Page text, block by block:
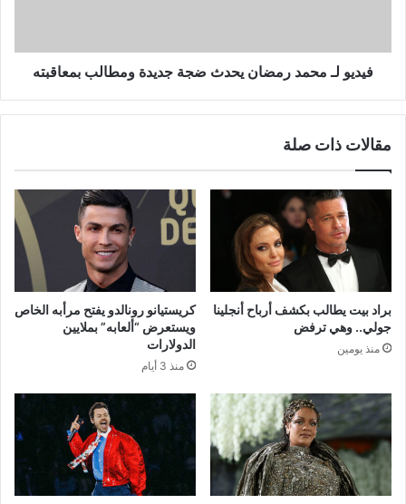
بمعاقبته
فيديو لـ محمد رمضان يحدث ضجة جديدة ومطالب بمعاقبته
مقالات ذات صلة
براد بيت يطالب بكشف أرباح أنجلينا
جولي.. وهي ترفض
منذ يومين
كريستيانو رونالدو يفتح مرأبه الخاص
ويستعرض “ألعابه” بملايين
الدولارات
منذ 3 أيام